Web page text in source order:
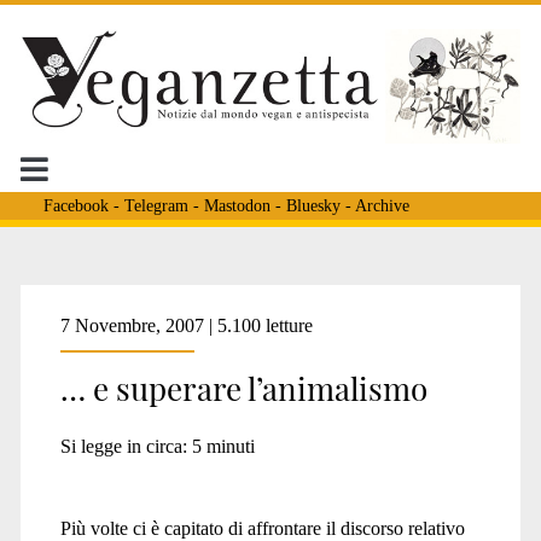
Facebook- Telegram - Mastodon - Bluesky- Archive
Tag:
<span>veganismo
come
7 Novembre, 2007 | 5.100 letture
… e superare l’animalismo
Si legge in circa: 5 minuti
Più volte ci è capitato di affrontare il discorso relativo